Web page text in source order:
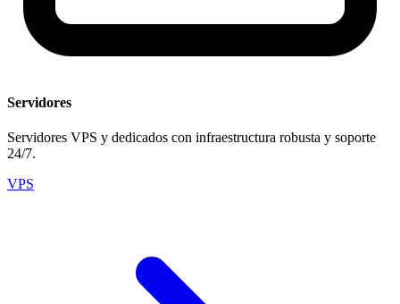
Servidores
Servidores VPS y dedicados con infraestructura robusta y soporte
24/7.
VPS